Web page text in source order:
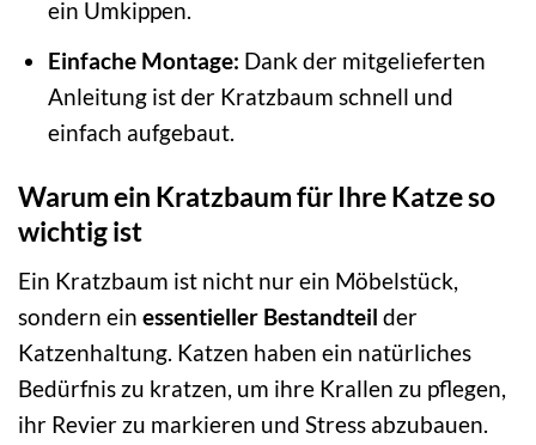
ein Umkippen.
Einfache Montage: Dank der mitgelieferten
Anleitung ist der Kratzbaum schnell und
einfach aufgebaut.
Warum ein Kratzbaum für Ihre Katze so
wichtig ist
Ein Kratzbaum ist nicht nur ein Möbelstück,
sondern ein essentieller Bestandteil der
Katzenhaltung. Katzen haben ein natürliches
Bedürfnis zu kratzen, um ihre Krallen zu pflegen,
ihr Revier zu markieren und Stress abzubauen.